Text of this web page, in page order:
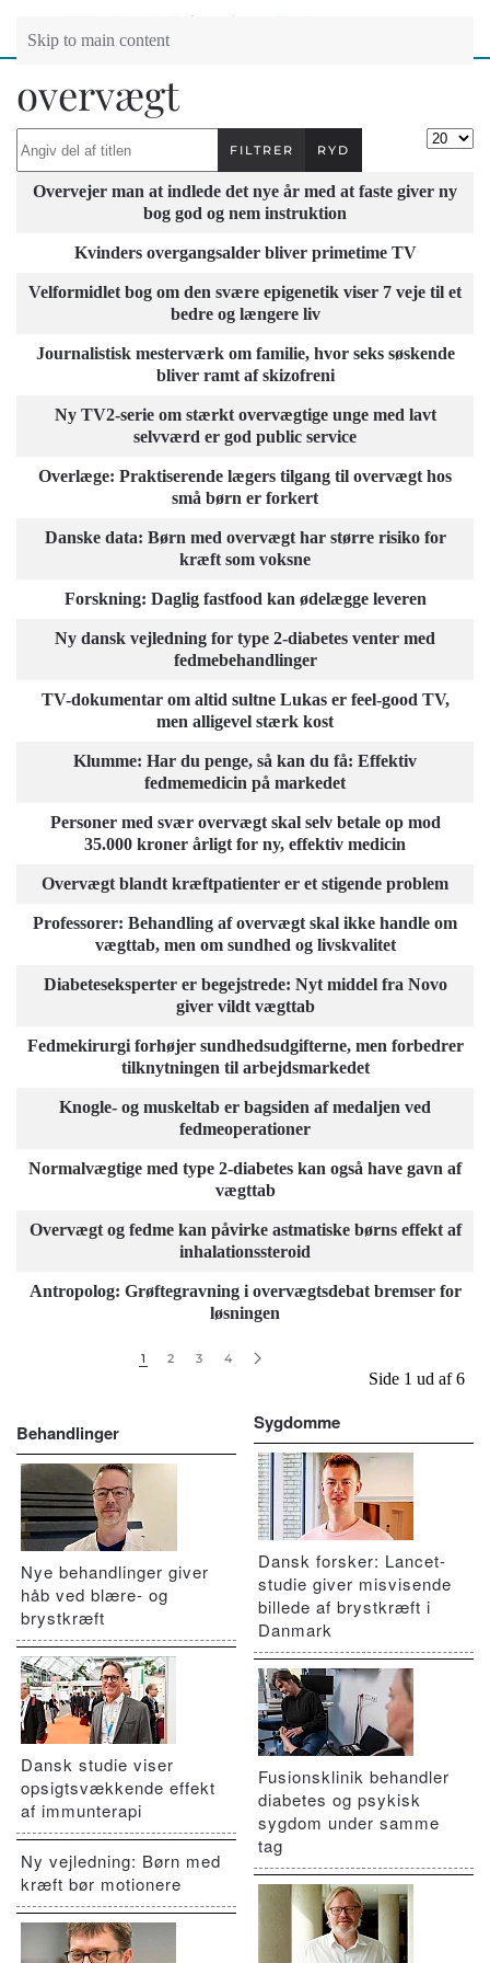
Skip to main content
overvægt
FILTRER RYD
Vis #
Titel
Overvejer man at indlede det nye år med at faste giver ny
bog god og nem instruktion
Kvinders overgangsalder bliver primetime TV
Velformidlet bog om den svære epigenetik viser 7 veje til et
bedre og længere liv
Journalistisk mesterværk om familie, hvor seks søskende
bliver ramt af skizofreni
Ny TV2-serie om stærkt overvægtige unge med lavt
selvværd er god public service
Overlæge: Praktiserende lægers tilgang til overvægt hos
små børn er forkert
Danske data: Børn med overvægt har større risiko for
kræft som voksne
Forskning: Daglig fastfood kan ødelægge leveren
Ny dansk vejledning for type 2-diabetes venter med
fedmebehandlinger
TV-dokumentar om altid sultne Lukas er feel-good TV,
men alligevel stærk kost
Klumme: Har du penge, så kan du få: Effektiv
fedmemedicin på markedet
Personer med svær overvægt skal selv betale op mod
35.000 kroner årligt for ny, effektiv medicin
Overvægt blandt kræftpatienter er et stigende problem
Professorer: Behandling af overvægt skal ikke handle om
vægttab, men om sundhed og livskvalitet
Diabeteseksperter er begejstrede: Nyt middel fra Novo
giver vildt vægttab
Fedmekirurgi forhøjer sundhedsudgifterne, men forbedrer
tilknytningen til arbejdsmarkedet
Knogle- og muskeltab er bagsiden af medaljen ved
fedmeoperationer
Normalvægtige med type 2-diabetes kan også have gavn af
vægttab
Overvægt og fedme kan påvirke astmatiske børns effekt af
inhalationssteroid
Antropolog: Grøftegravning i overvægtsdebat bremser for
løsningen
Side 1 ud af 6
1 2 3 4
Behandlinger
Nye behandlinger giver
håb ved blære- og
brystkræft
Dansk studie viser
opsigtsvækkende effekt
af immunterapi
Ny vejledning: Børn med
kræft bør motionere
Sygdomme
Dansk forsker: Lancet-
studie giver misvisende
billede af brystkræft i
Danmark
Fusionsklinik behandler
diabetes og psykisk
sygdom under samme
tag